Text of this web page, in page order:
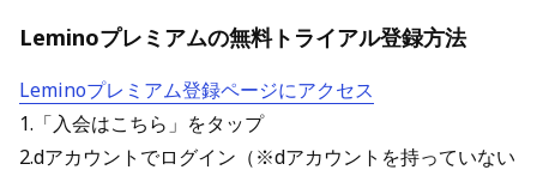
Leminoプレミアムの無料トライアル登録方法
Leminoプレミアム登録ページにアクセス
1.「入会はこちら」をタップ
2.dアカウントでログイン（※dアカウントを持っていない